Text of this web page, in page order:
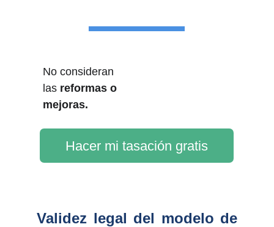
Hacer mi tasación gratis
No consideran
las reformas o
mejoras.
Validez legal del modelo de